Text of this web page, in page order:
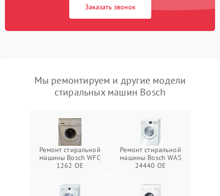
Заказать звонок
Мы ремонтируем и другие модели
стиральных машин Bosch
Ремонт стиральной
машины Bosch WFC
1262 OE
Ремонт стиральной
машины Bosch WAS
24440 OE